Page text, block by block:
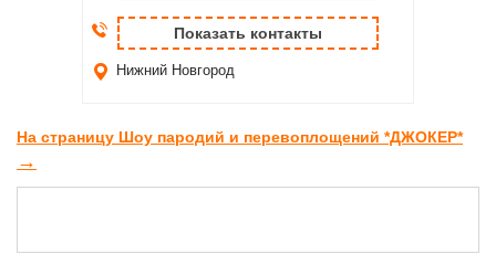
Показать контакты
Нижний Новгород
На страницу Шоу пародий и перевоплощений *ДЖОКЕР*
→